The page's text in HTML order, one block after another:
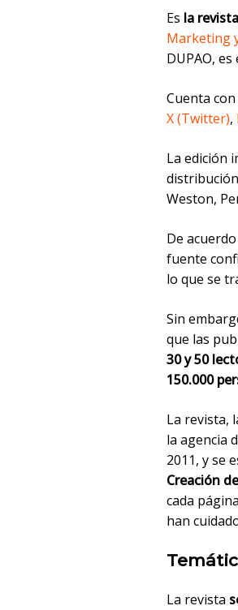
Es la
Marketing
DUPAO,
Cuenta
X (Twitter),
La edición
Weston,
De
fuente
lo que se
Sin
que las
30 y 50
150.000
La revista,
la agencia
2011, y se
Creación
cada
han
La revista